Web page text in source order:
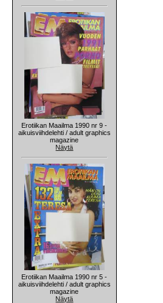
Erotiikan Maailma 1990 nr 9 -
aikuisviihdelehti / adult graphics
magazine
Näytä
Erotiikan Maailma 1990 nr 5 -
aikuisviihdelehti / adult graphics
magazine
Näytä